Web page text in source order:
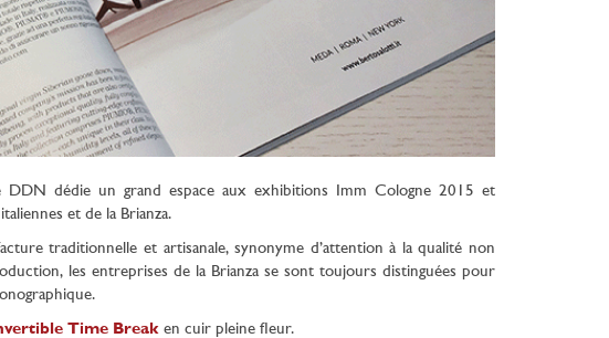
dédie un grand espace aux exhibitions Imm Cologne 2015 et
et de la Brianza.
traditionnelle et artisanale, synonyme d’attention à la qualité non
les entreprises de la Brianza se sont toujours distinguées pour
Time Breaken cuir pleine fleur.